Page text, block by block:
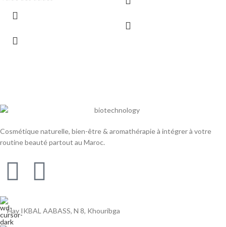
Cosmétique naturelle, bien-être & aromathérapie à intégrer à votre
routine beauté partout au Maroc.
Hay IKBAL AABASS, N 8, Khouribga